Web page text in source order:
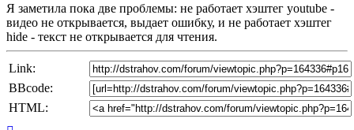
Я заметила пока две проблемы: не работает хэштег youtube -
видео не открывается, выдает ошибку, и не работает хэштег
hide - текст не открывается для чтения.
Link:
BBcode:
HTML: